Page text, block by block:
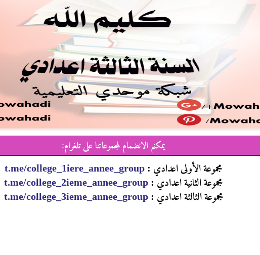
يمكنم الانضمام لمجموعاتنا على تلغرام:
مجموعة الأولى اعدادي : t.me/college_1iere_annee_group
مجموعة الثانية اعدادي : t.me/college_2ieme_annee_group
مجموعة الثالثة اعدادي :t.me/college_3ieme_annee_group